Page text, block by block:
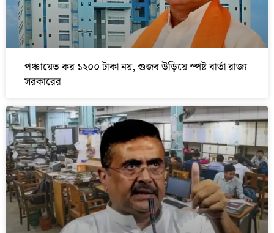
পঞ্চায়েত কর ১২০০ টাকা নয়, গুজব উড়িয়ে স্পষ্ট বার্তা রাজ্য
সরকারের